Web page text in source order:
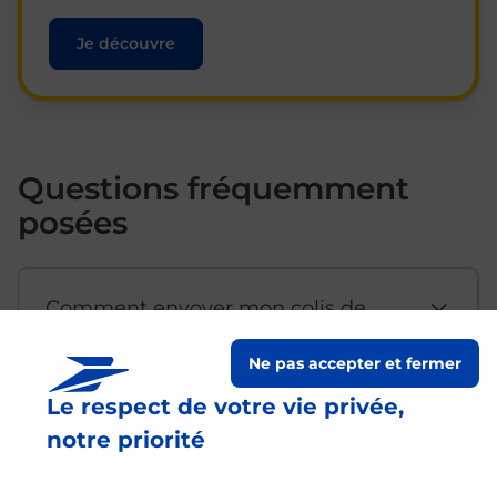
Le respect de votre vie privée,
notre priorité
Ne pas accepter et fermer
Je découvre
Questions fréquemment
posées
Comment envoyer mon colis de
Est-il possible d’acheter un
emballage directement depuis un